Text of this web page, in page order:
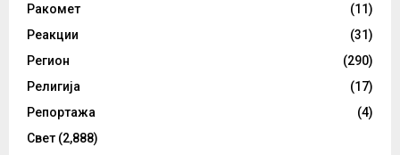
Ракомет
(11)
Реакции
(31)
Регион
(290)
Религија
(17)
Репортажа
(4)
Свет (2,888)